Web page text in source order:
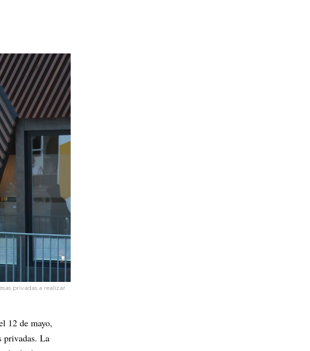
privadas a realizar
12 de mayo,
privadas. La